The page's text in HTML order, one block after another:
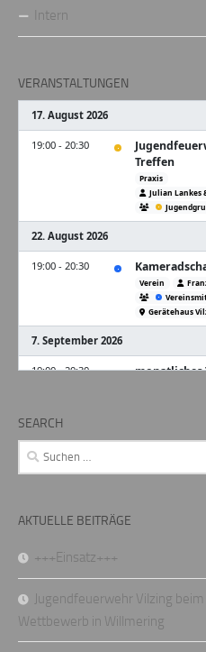
Intern
VERANSTALTUNGEN
SEARCH
Suchen
nach:
AKTUELLE BEITRÄGE
+++Einsatz+++
Jugendfeuerwehr Vilzing
Wettbewerb in Willmering